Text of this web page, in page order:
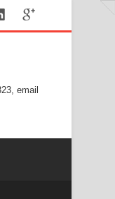
email